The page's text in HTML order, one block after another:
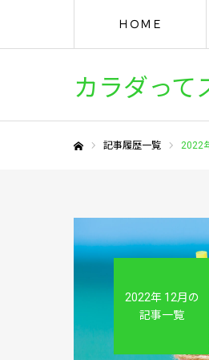
カラダって
ＨＯＭＥ
記事履歴一覧 2022
2022年 12月の
記事一覧